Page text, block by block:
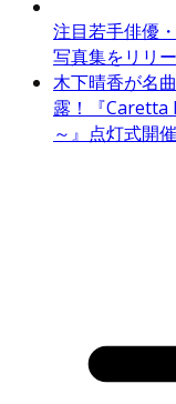
注目若手俳優
写真集をリリー
木下晴香が名
露！『Caretta
～』点灯式開催